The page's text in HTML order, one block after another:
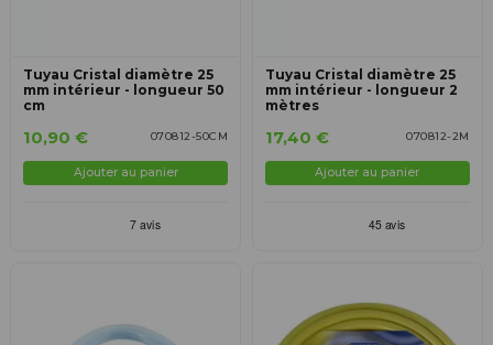
Tuyau Cristal diamètre 25
mm intérieur - longueur 50
cm
070812-50CM
10,90 €
Ajouter au panier
Tuyau Cristal diamètre 25
mm intérieur - longueur 2
mètres
070812-2M
17,40 €
Ajouter au panier